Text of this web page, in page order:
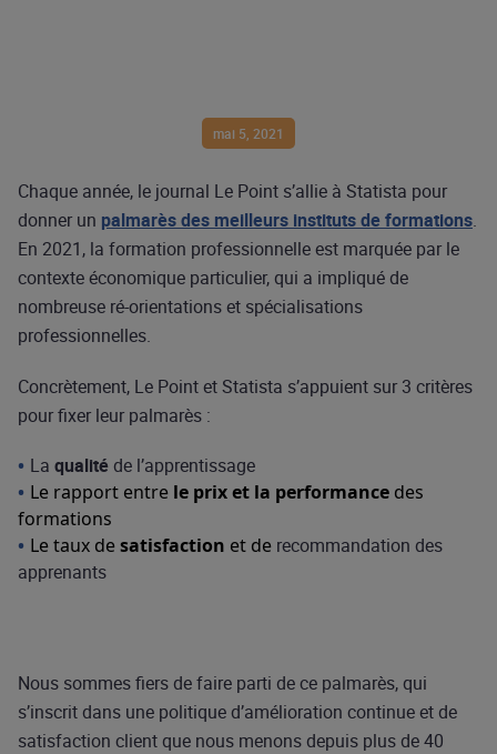
mai 5, 2021
Chaque année, le journal Le Point s’allie à Statista pour
donner un palmarès des meilleurs instituts de formations.
En 2021, la formation professionnelle est marquée par le
contexte économique particulier, qui a impliqué de
nombreuse ré-orientations et spécialisations
professionnelles.
Concrètement, Le Point et Statista s’appuient sur 3 critères
pour fixer leur palmarès :
La qualitéde l’apprentissage
Le rapport entre le prix et la performance des
formations
Le taux desatisfaction et de recommandation des
apprenants
Nous sommes fiers de faire parti de ce palmarès, qui
s’inscrit dans une politique d’amélioration continue et de
satisfaction client que nous menons depuis plus de 40